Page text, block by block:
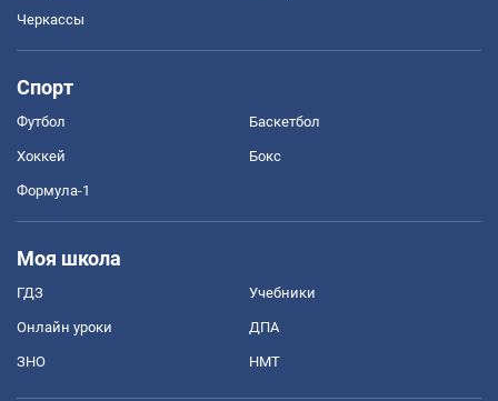
Черкассы
Спорт
Футбол Баскетбол
Хоккей Бокс
Формула-1
Моя школа
ГДЗ Учебники
Онлайн уроки ДПА
ЗНО НМТ